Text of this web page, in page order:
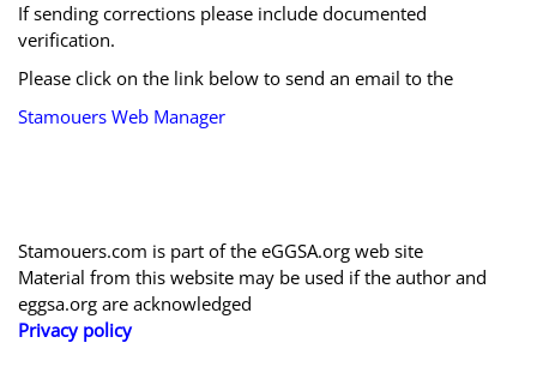
If sending corrections please include documented
verification.
Please click on the link below to send an email to the
Stamouers Web Manager
Stamouers.com is part of the eGGSA.org web site
Material from this website may be used if the author and
eggsa.org are acknowledged
Privacy policy